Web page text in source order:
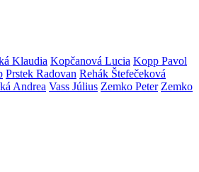
Klaudia Kopčanová Lucia Kopp Pavol
Prstek Radovan Rehák Štefečeková
Andrea Vass Július Zemko Peter Zemko